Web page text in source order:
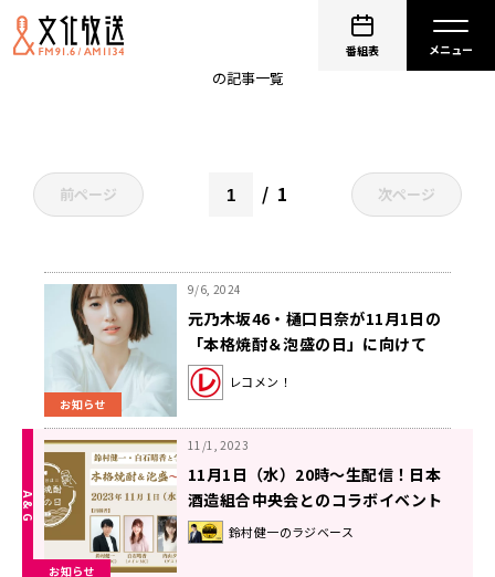
番組表
の記事一覧
前ページ 1 次ページ
お知らせ
9/6, 2024
元乃木坂46・樋口日奈が11月1日の
「本格焼酎＆泡盛の日」に向けて
焼酎の魅力を余すことなくお届け！
特別番組『樋口日奈のここだけ』
レコメン！
お知らせ
11/1, 2023
11月1日（水）20時～生配信！日本
酒造組合中央会とのコラボイベント
「鈴村健一・白石晴香と学ぶ本格焼
酎＆泡盛～入門編～」
鈴村健一のラジベース